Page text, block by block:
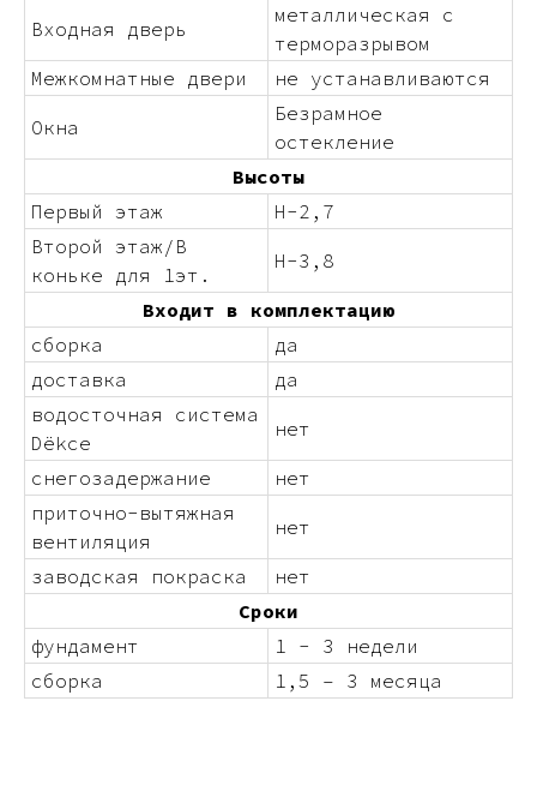
Входная дверь
металлическая с
терморазрывом
Межкомнатные двери
не устанавливаются
Окна
Безрамное
остекление
Высоты
Первый этаж
H-2,7
Второй этаж/В
коньке для 1эт.
H-3,8
Входит в комплектацию
сборка
да
доставка
да
водосточная система
Dëkce
нет
снегозадержание
нет
приточно-вытяжная
вентиляция
нет
заводская покраска
нет
Сроки
фундамент
1 - 3 недели
сборка
1,5 – 3 месяца